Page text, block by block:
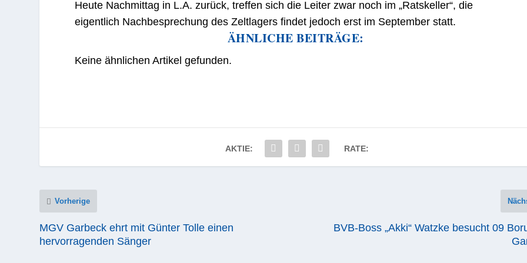
Heute Nachmittag in L.A. zurück, treffen sich die Leiter zwar noch im „Ratskeller“, die
eigentlich Nachbesprechung des Zeltlagers findet jedoch erst im September statt.
ÄHNLICHE BEITRÄGE:
Keine ähnlichen Artikel gefunden.
AKTIE: RATE:
Vorherige
MGV Garbeck ehrt mit Günter Tolle einen
hervorragenden Sänger
BVB-Boss „Akki“ Watzke besucht 09